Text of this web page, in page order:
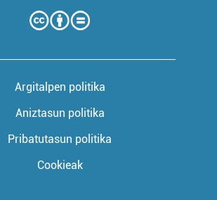
Argitalpen politika
Aniztasun politika
Pribatutasun politika
Cookieak